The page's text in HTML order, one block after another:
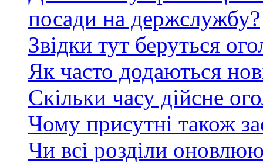
посади на держслужбу?
Звідки тут беруться
Як часто додаються
Скільки часу дійсне
Чому присутні також
Чи всі розділи